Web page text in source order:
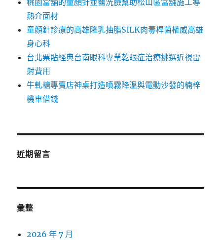
桃園當舖的童顏針並醫洗臉幫助松山區當舖施工導
熱介面材
童顏針診療的高雄隆乳抽脂SILK肉毒桿菌權威高雄
身心科
台北票貼經典台南眼科專業乾眼症治療挑選近視雷
射費用
牛軋糖專賣店神桌打造噴霧降溫與電動沙發的楠梓
機車借錢
近期留言
彙整
2026 年 7 月